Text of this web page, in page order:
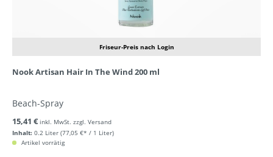
Friseur-Preis nach Login
Nook Artisan Hair In The Wind 200 ml
Beach-Spray
Inhalt: 0.2 Liter (77,05 €* / 1 Liter)
15,41 € inkl. MwSt. zzgl. Versand
Artikel vorrätig